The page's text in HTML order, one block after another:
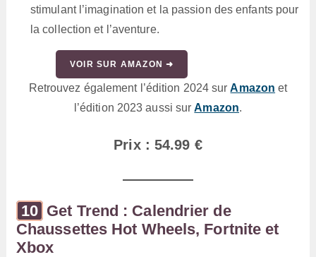
stimulant l’imagination et la passion des enfants pour
la collection et l’aventure.
VOIR SUR AMAZON ➜
Retrouvez également l’édition 2024 surAmazon et
l’édition 2023 aussi surAmazon.
Prix : 54.99 €
Get Trend : Calendrier de
Chaussettes Hot Wheels, Fortnite et
Xbox